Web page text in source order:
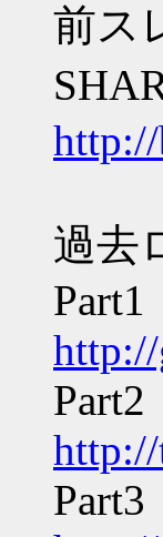
前ス
過去
Part1
Part2
Part3